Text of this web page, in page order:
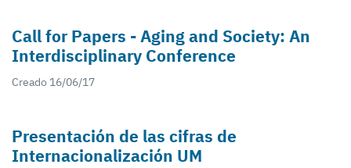
Call for Papers - Aging and Society: An
Interdisciplinary Conference
Creado 16/06/17
Presentación de las cifras de
Internacionalización UM